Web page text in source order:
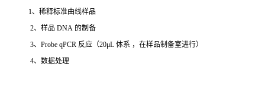
1、稀释标准曲线样品
2、样品 DNA 的制备
3、Probe qPCR 反应（20μL 体系 ，在样品制备室进行）
4、数据处理